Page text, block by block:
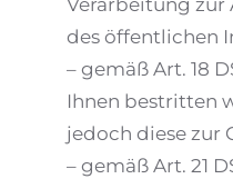
Verarbeitung zur
des öffentlichen
– gemäß Art. 18
Ihnen bestritten
jedoch diese zur
– gemäß Art. 21